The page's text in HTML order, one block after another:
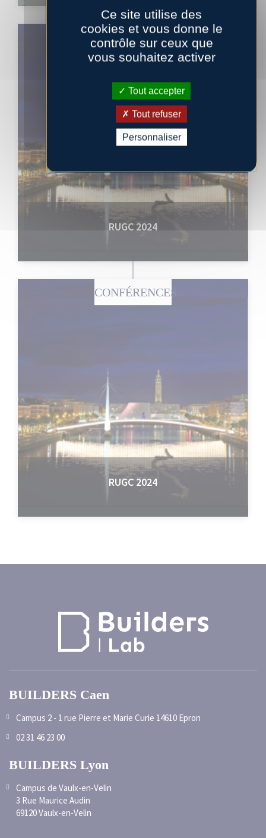
EVENT
RUGC 2024
CONFÉRENCES
RUGC 2024
BUILDERS Caen
Campus 2 - 1 rue Pierre et Marie Curie 14610 Epron
02 31 46 23 00
BUILDERS Lyon
Campus de Vaulx-en-Velin
3 Rue Maurice Audin
69120 Vaulx-en-Velin
Ce site utilise des
cookies et vous donne le
contrôle sur ceux que
vous souhaitez activer
Tout accepter
Tout refuser
Personnaliser